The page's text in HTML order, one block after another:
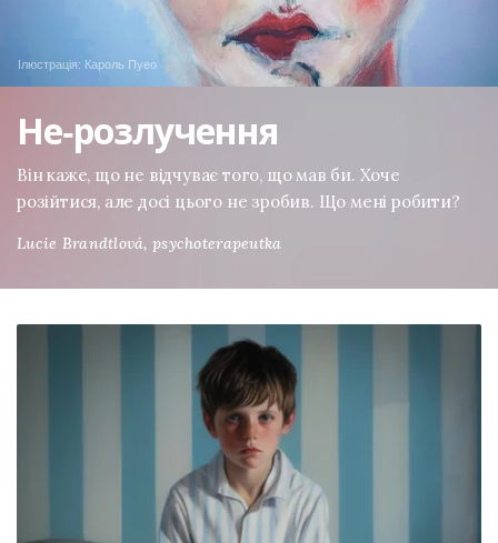
Ілюстрація: Кароль Пуео
Не‑розлучення
Він каже, що не відчуває того, що мав би. Хоче
розійтися, але досі цього не зробив. Що мені робити?
Lucie Brandtlová,psychoterapeutka